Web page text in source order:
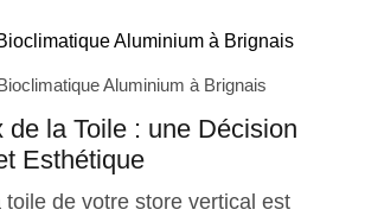
Aluminium à Brignais
de la Toile : une Décision
Esthétique
toile de votre store vertical est